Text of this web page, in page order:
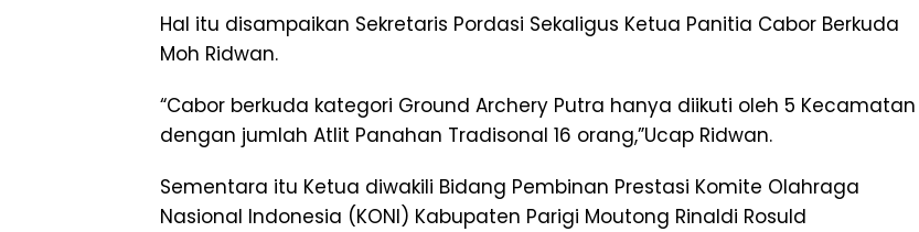
Hal itu disampaikan Sekretaris Pordasi Sekaligus Ketua Panitia Cabor Berkuda
Moh Ridwan.
“Cabor berkuda kategori Ground Archery Putra hanya diikuti oleh 5 Kecamatan
dengan jumlah Atlit Panahan Tradisonal 16 orang,”Ucap Ridwan.
Sementara itu Ketua diwakili Bidang Pembinan Prestasi Komite Olahraga
Nasional Indonesia (KONI) Kabupaten Parigi Moutong Rinaldi Rosuld